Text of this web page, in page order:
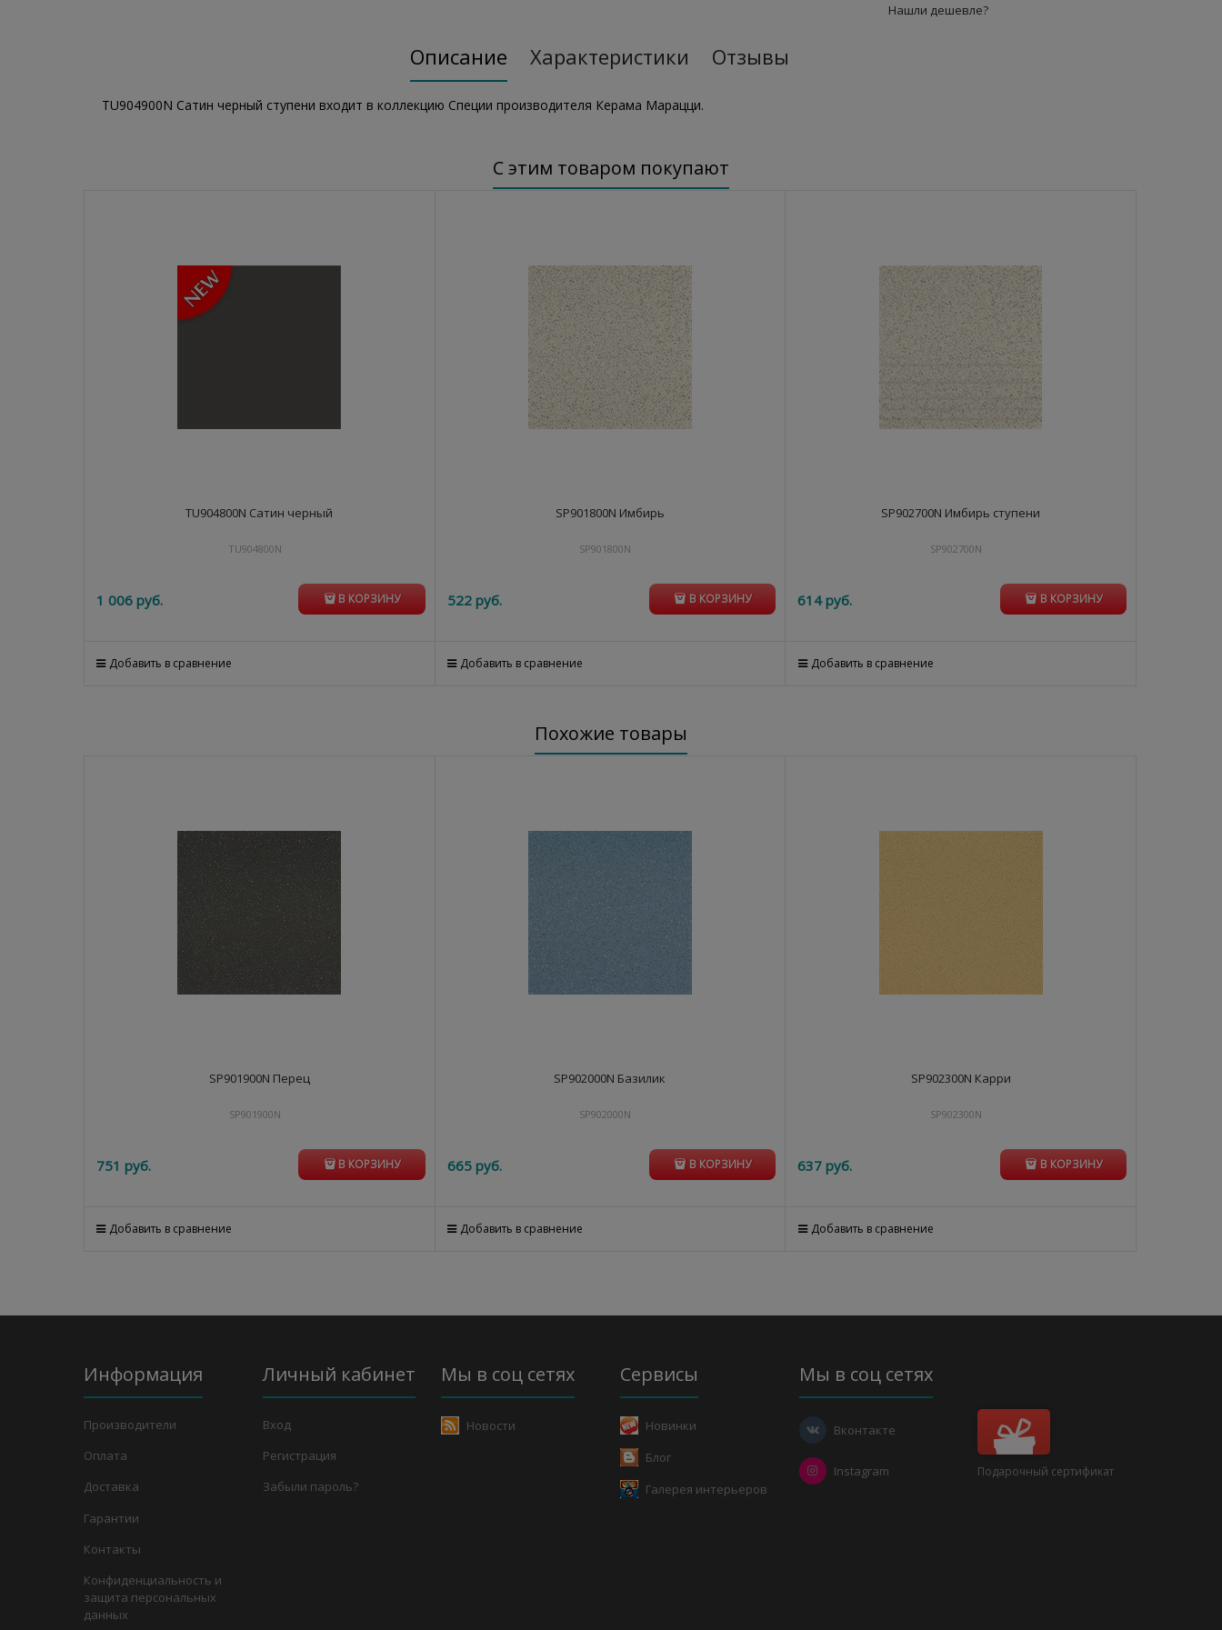
Нашли дешевле?
Описание Характеристики Отзывы
TU904900N Сатин черный ступени входит в коллекцию Специи производителя Керама Марацци.
С этим товаром покупают
TU904800N Сатин черный
TU904800N
1 006 руб. В КОРЗИНУ
Добавить в сравнение
SP901800N Имбирь
SP901800N
522 руб. В КОРЗИНУ
Добавить в сравнение
SP902700N Имбирь ступени
SP902700N
614 руб. В КОРЗИНУ
Добавить в сравнение
Похожие товары
SP901900N Перец
SP901900N
751 руб. В КОРЗИНУ
Добавить в сравнение
SP902000N Базилик
SP902000N
665 руб. В КОРЗИНУ
Добавить в сравнение
SP902300N Карри
SP902300N
637 руб. В КОРЗИНУ
Добавить в сравнение
Информация
Производители
Оплата
Доставка
Гарантии
Контакты
Конфиденциальность и
защита персональных
данных
Личный кабинет
Вход
Регистрация
Забыли пароль?
Мы в соц сетях
Новости
Сервисы
Новинки
Блог
Галерея интерьеров
Мы в соц сетях
Вконтакте
Instagram Подарочный сертификат